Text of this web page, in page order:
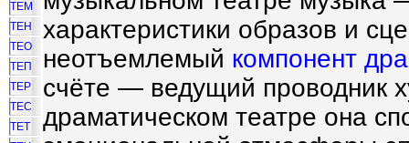
ТЕМ
ТЕН
ТЕО
ТЕП
ТЕР
ТЕС
ТЕТ
характеристики образов и
неотъемлемый компонент
счёте — ведущий проводник
драматическом театре она